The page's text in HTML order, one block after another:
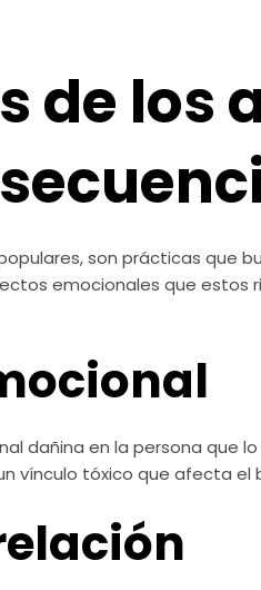
de los
son prácticas que
emocionales que estos
dañina en la persona que
vínculo tóxico que afecta el